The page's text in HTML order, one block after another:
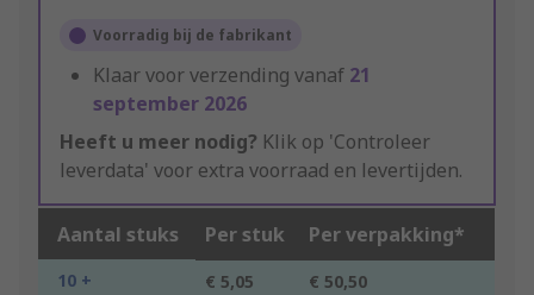
Voorradig bij de fabrikant
Klaar voor verzending vanaf 21
september 2026
Heeft u meer nodig? Klik op 'Controleer
leverdata' voor extra voorraad en levertijden.
Aantal stuks Per stuk Per verpakking*
10 + € 5,05 € 50,50